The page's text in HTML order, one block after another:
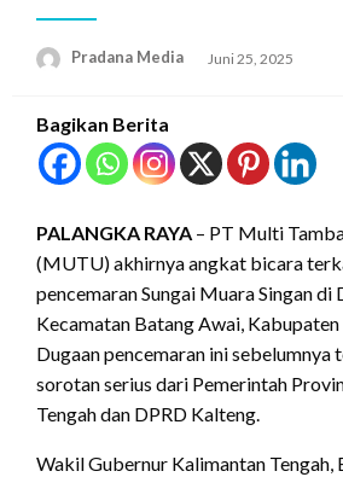
Pradana Media Juni 25, 2025
Bagikan Berita
PALANGKA RAYA – PT Multi
(MUTU) akhirnya angkat bicara
pencemaran Sungai Muara Singan di
Kecamatan Batang Awai,
Dugaan pencemaran ini sebelumnya
sorotan serius dari Pemerintah
Tengah dan DPRD Kalteng.
Wakil Gubernur Kalimantan Tengah,